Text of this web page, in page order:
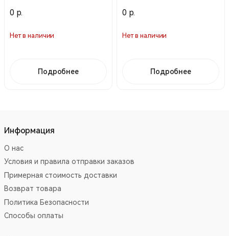
0 р.
Нет в наличии
Подробнее
0 р.
Нет в наличии
Подробнее
Информация
О нас
Условия и правила отправки заказов
Примерная стоимость доставки
Возврат товара
Политика Безопасности
Способы оплаты